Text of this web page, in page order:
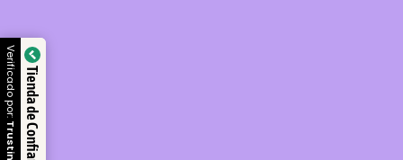
Tienda de Confianza
Verificado por: